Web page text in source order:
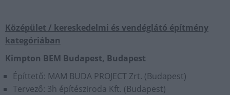
Középület / kereskedelmi és vendéglátó építmény
kategóriában
Kimpton BEM Budapest, Budapest
Építtető: MAM BUDA PROJECT Zrt. (Budapest)
Tervező: 3h építésziroda Kft. (Budapest)